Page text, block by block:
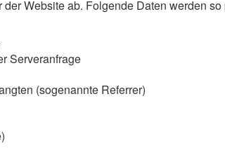
Website ab. Folgende Daten werden
Serveranfrage
(sogenannte Referrer)